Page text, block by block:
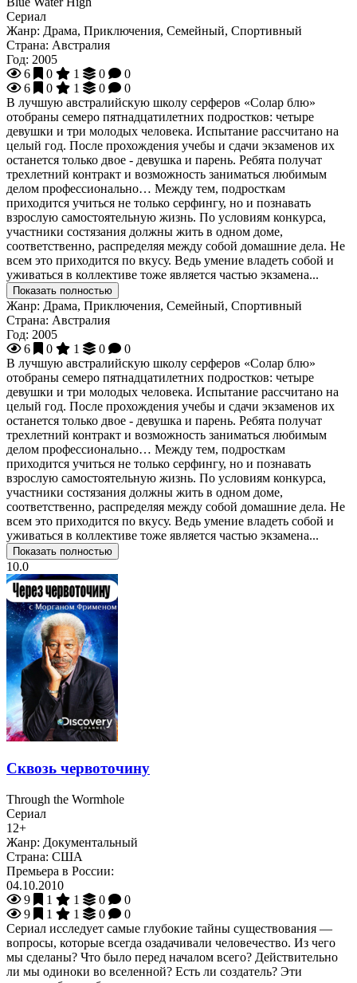
Сериал
Жанр: Драма, Приключения, Семейный, Спортивный
Страна: Австралия
Год: 2005
6
0 1 0
0
6
0 1 0
0
В лучшую австралийскую школу серферов «Солар блю»
отобраны семеро пятнадцатилетних подростков: четыре
девушки и три молодых человека. Испытание рассчитано на
целый год. После прохождения учебы и сдачи экзаменов их
останется только двое - девушка и парень. Ребята получат
трехлетний контракт и возможность заниматься любимым
делом профессионально… Между тем, подросткам
приходится учиться не только серфингу, но и познавать
взрослую самостоятельную жизнь. По условиям конкурса,
участники состязания должны жить в одном доме,
соответственно, распределяя между собой домашние дела. Не
всем это приходится по вкусу. Ведь умение владеть собой и
уживаться в коллективе тоже является частью экзамена...
Показать полностью
Жанр: Драма, Приключения, Семейный, Спортивный
Страна: Австралия
Год: 2005
6
0 1 0
0
В лучшую австралийскую школу серферов «Солар блю»
отобраны семеро пятнадцатилетних подростков: четыре
девушки и три молодых человека. Испытание рассчитано на
целый год. После прохождения учебы и сдачи экзаменов их
останется только двое - девушка и парень. Ребята получат
трехлетний контракт и возможность заниматься любимым
делом профессионально… Между тем, подросткам
приходится учиться не только серфингу, но и познавать
взрослую самостоятельную жизнь. По условиям конкурса,
участники состязания должны жить в одном доме,
соответственно, распределяя между собой домашние дела. Не
всем это приходится по вкусу. Ведь умение владеть собой и
уживаться в коллективе тоже является частью экзамена...
Показать полностью
10.0
Сквозь червоточину
Through the Wormhole
Сериал
12+
Жанр: Документальный
Страна: США
Премьера в России:
04.10.2010
9
1 1 0
0
9
1 1 0
0
Сериал исследует самые глубокие тайны существования —
вопросы, которые всегда озадачивали человечество. Из чего
мы сделаны? Что было перед началом всего? Действительно
ли мы одиноки во вселенной? Есть ли создатель? Эти